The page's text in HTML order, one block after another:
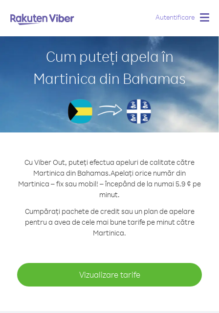
Autentificare
Cum puteți apela în
Martinica din Bahamas
Cu Viber Out, puteți efectua apeluri de calitate către
Martinica din Bahamas.Apelați orice număr din
Martinica – fix sau mobil! – începând de la numai 5.9 ¢ pe
minut.
Cumpărați pachete de credit sau un plan de apelare
pentru a avea de cele mai bune tarife pe minut către
Martinica.
Vizualizare tarife